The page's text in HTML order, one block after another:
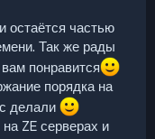
остаётся частью
Так же рады
понравится
порядка на
делали
ZE серверах и